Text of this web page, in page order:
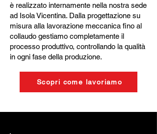
è realizzato internamente nella nostra sede
ad Isola Vicentina. Dalla progettazione su
misura alla lavorazione meccanica fino al
collaudo gestiamo completamente il
processo produttivo, controllando la qualità
in ogni fase della produzione.
Scopri come lavoriamo